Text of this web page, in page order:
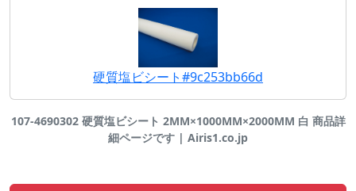
硬質塩ビシート#9c253bb66d
107-4690302 硬質塩ビシート 2MM×1000MM×2000MM 白 商品詳
細ページです | Airis1.co.jp